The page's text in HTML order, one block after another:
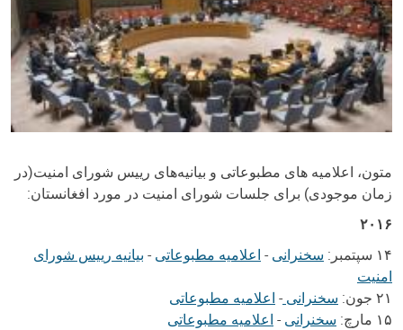
متون، اعلامیه های مطبوعاتی و بیانیه‌های رییس شورای امنیت(در
زمان موجودی) برای جلسات شورای امنیت در مورد افغانستان:
۲۰۱۶
۱۴ سپتمبر:
سخنرانی - اعلامیه مطبوعاتی - بیانیه رییس شورای
امنیت
۲۱ جون:
سخنرانی - اعلامیه مطبوعاتی
۱۵ مارچ:
سخنرانی - اعلامیه مطبوعاتی